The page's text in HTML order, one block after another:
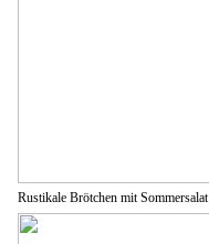
Rustikale Brötchen mit Sommersalat